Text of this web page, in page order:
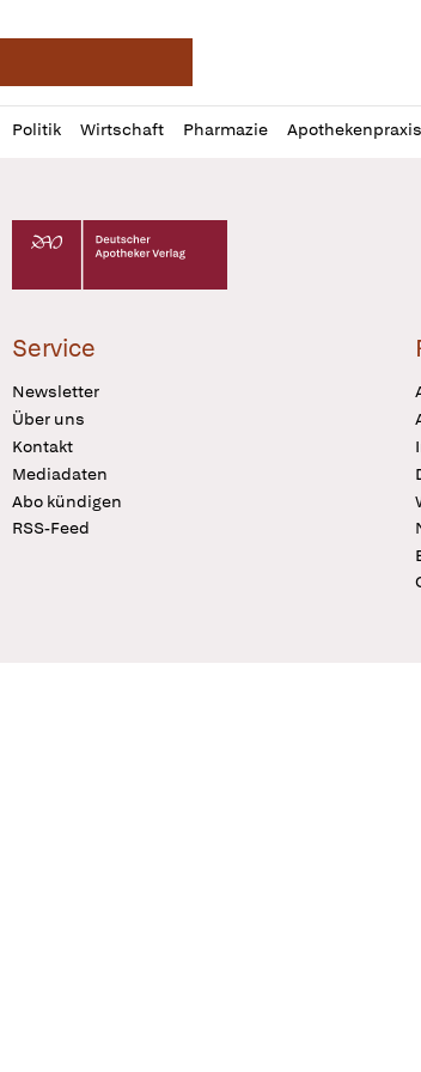
Politik Wirtschaft Pharmazie Apothekenpraxis
Deutscher Apotheker Verlag Logo
Service
Newsletter
Über uns
Kontakt
Mediadaten
Abo kündigen
RSS-Feed